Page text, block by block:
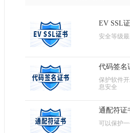
EV SSL
安全等级
代码签名
保护软件
息安全
通配符证
可以保护